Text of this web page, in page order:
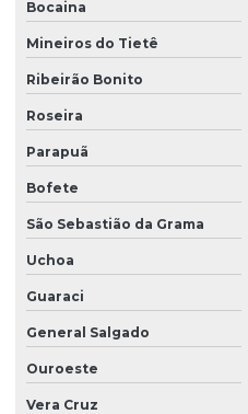
Bocaina
Mineiros do Tietê
Ribeirão Bonito
Roseira
Parapuã
Bofete
São Sebastião da Grama
Uchoa
Guaraci
General Salgado
Ouroeste
Vera Cruz